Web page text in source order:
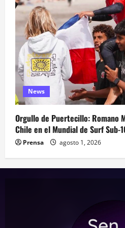
News
Orgullo de Puertecillo: Romano
Chile en el Mundial de Surf Sub-
Prensa agosto 1, 2026